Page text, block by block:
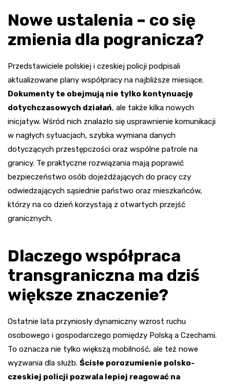
Nowe ustalenia – co się
zmienia dla pogranicza?
Przedstawiciele polskiej i czeskiej policji podpisali
aktualizowane plany współpracy na najbliższe miesiące.
Dokumenty te obejmują nie tylko kontynuację
dotychczasowych działań, ale także kilka nowych
inicjatyw. Wśród nich znalazło się usprawnienie komunikacji
w nagłych sytuacjach, szybka wymiana danych
dotyczących przestępczości oraz wspólne patrole na
granicy. Te praktyczne rozwiązania mają poprawić
bezpieczeństwo osób dojeżdżających do pracy czy
odwiedzających sąsiednie państwo oraz mieszkańców,
którzy na co dzień korzystają z otwartych przejść
granicznych.
Dlaczego współpraca
transgraniczna ma dziś
większe znaczenie?
Ostatnie lata przyniosły dynamiczny wzrost ruchu
osobowego i gospodarczego pomiędzy Polską a Czechami.
To oznacza nie tylko większą mobilność, ale też nowe
wyzwania dla służb. Ścisłe porozumienie polsko-
czeskiej policji pozwala lepiej reagować na